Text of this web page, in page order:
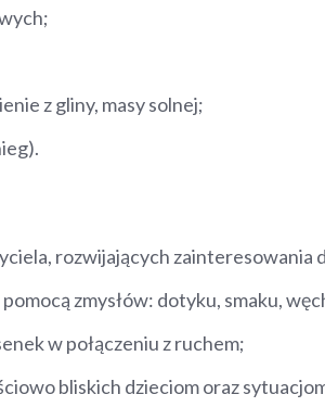
z gliny, masy solnej;
rozwijających zainteresowania
zmysłów: dotyku, smaku,
w połączeniu z ruchem;
bliskich dzieciom oraz